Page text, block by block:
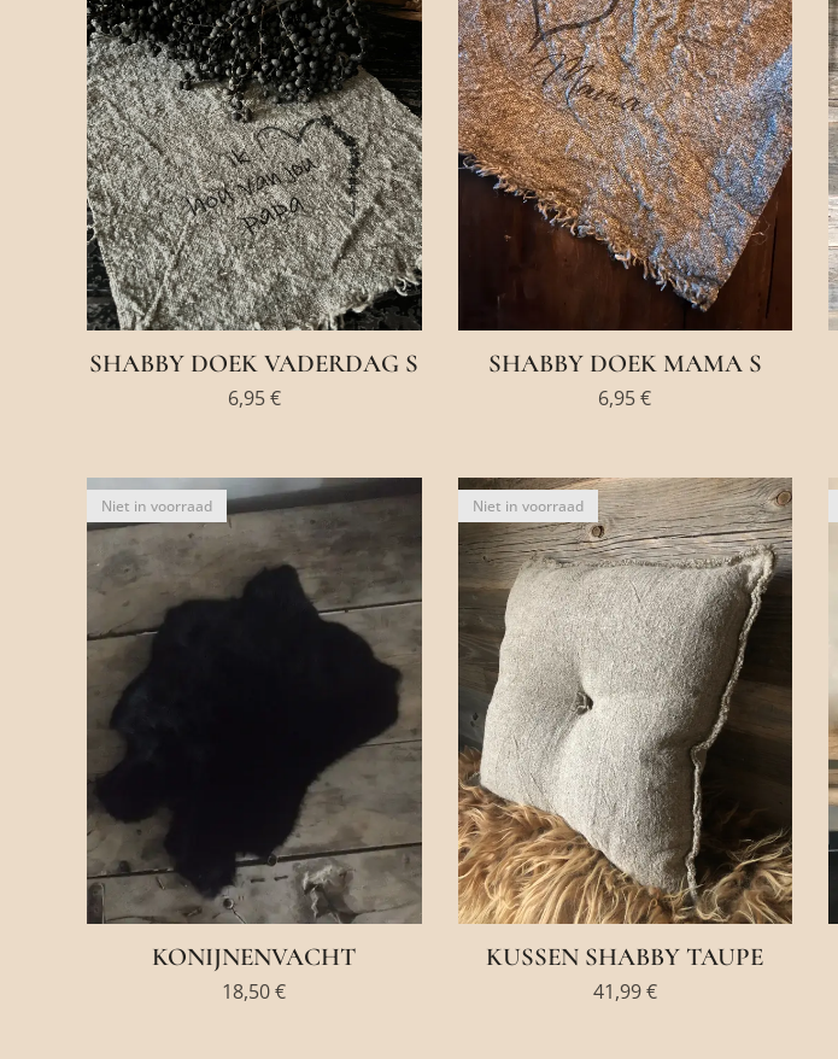
SHABBY DOEK VADERDAG S
6,95€
SHABBY DOEK MAMA S
6,95€
KONIJNENVACHT
Niet in voorraad
18,50€
KUSSEN SHABBY TAUPE
Niet in voorraad
41,99€